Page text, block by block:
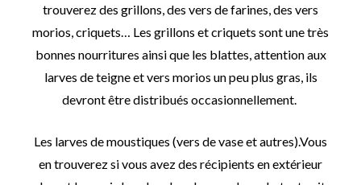
trouverez des grillons, des vers de farines, des vers
morios, criquets… Les grillons et criquets sont une très
bonnes nourritures ainsi que les blattes, attention aux
larves de teigne et vers morios un peu plus gras, ils
devront être distribués occasionnellement.
Les larves de moustiques (vers de vase et autres).Vous
en trouverez si vous avez des récipients en extérieur